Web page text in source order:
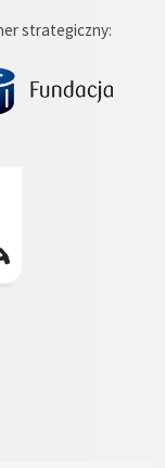
strategiczny: